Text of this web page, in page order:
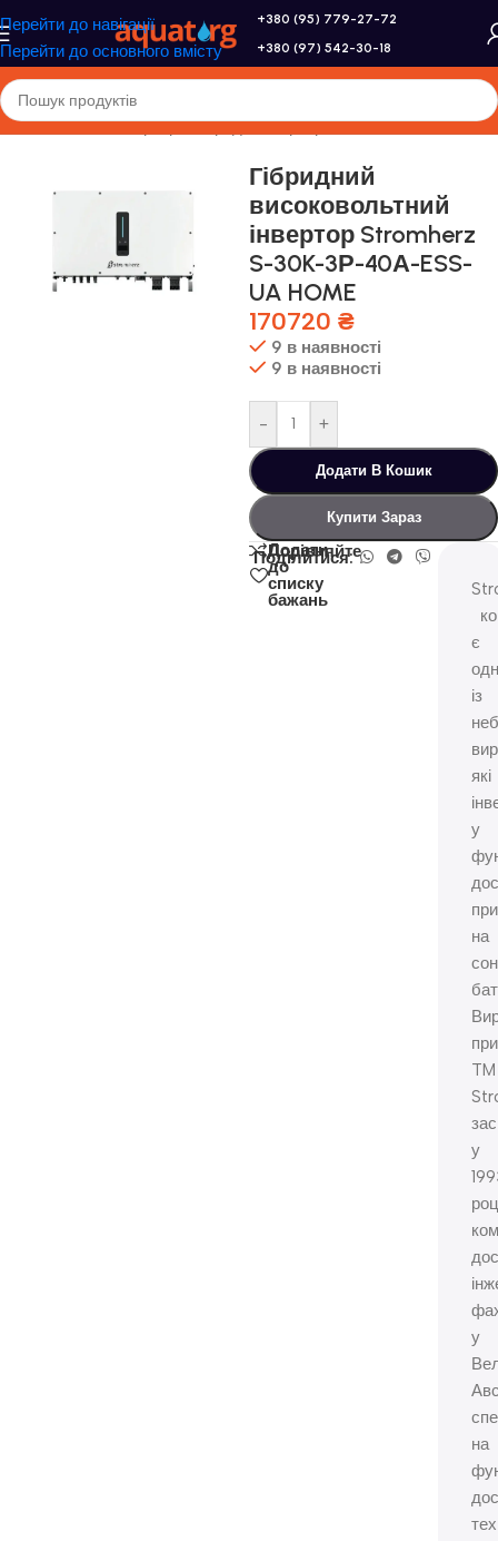
Перейти до навігації
Перейти до основного вмісту
+380 (95) 779-27-72
+380 (97) 542-30-18
Головна/Altek/Інвертори/Гібридні інвертори
Гібридний
високовольтний
інвертор Stromherz
S-30K-3Р-40А-ESS-
UA HOME
170720 ₴
9 в наявності
9 в наявності
- +
Додати В Кошик
Купити Зараз
Порівняйте
Додати
до
списку
бажань
Поділитися:
є
із
які
у
на
TM
у
у
на